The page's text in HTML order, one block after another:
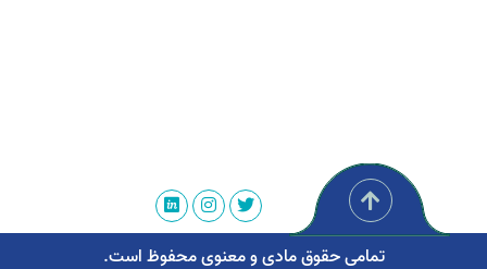
تمامی حقوق مادی و معنوی محفوظ است.